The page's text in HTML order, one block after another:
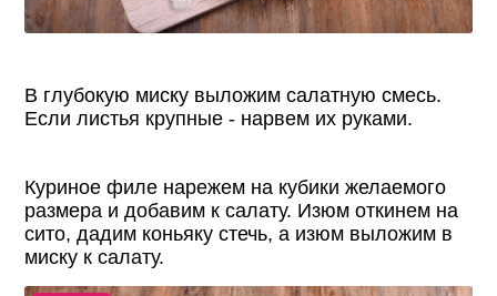
В глубокую миску выложим салатную смесь.
Если листья крупные - нарвем их руками.
Куриное филе нарежем на кубики желаемого
размера и добавим к салату. Изюм откинем на
сито, дадим коньяку стечь, а изюм выложим в
миску к салату.